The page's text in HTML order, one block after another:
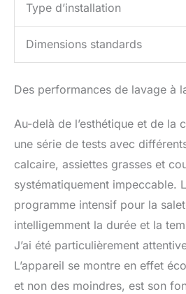
Type d’installation
Dimensions standards
Des performances de lavage à
Au-delà de l’esthétique et de la
une série de tests avec
calcaire, assiettes grasses et
systématiquement impeccable.
programme intensif pour la
intelligemment la durée et la
J’ai été particulièrement
L’appareil se montre en effet
et non des moindres, est son